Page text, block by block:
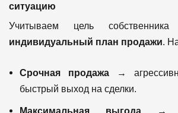
ситуацию
Учитываем цель
индивидуальный план продажи.
Срочная продажа →
быстрый выход на сделки.
Максимальная выгода →